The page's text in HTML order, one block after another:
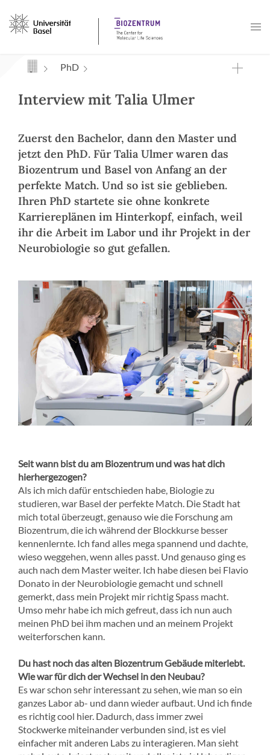
Navigation mit Access Keys
PhD
Interview mit Talia Ulmer
Zuerst den Bachelor, dann den Master und
jetzt den PhD. Für Talia Ulmer waren das
Biozentrum und Basel von Anfang an der
perfekte Match. Und so ist sie geblieben.
Ihren PhD startete sie ohne konkrete
Karriereplänen im Hinterkopf, einfach, weil
ihr die Arbeit im Labor und ihr Projekt in der
Neurobiologie so gut gefallen.
Seit wann bist du am Biozentrum und was hat dich
hierhergezogen?
Als ich mich dafür entschieden habe, Biologie zu
studieren, war Basel der perfekte Match. Die Stadt hat
mich total überzeugt, genauso wie die Forschung am
Biozentrum, die ich während der Blockkurse besser
kennenlernte. Ich fand alles mega spannend und dachte,
wieso weggehen, wenn alles passt. Und genauso ging es
auch nach dem Master weiter. Ich habe diesen bei Flavio
Donato in der Neurobiologie gemacht und schnell
gemerkt, dass mein Projekt mir richtig Spass macht.
Umso mehr habe ich mich gefreut, dass ich nun auch
meinen PhD bei ihm machen und an meinem Projekt
weiterforschen kann.
Du hast noch das alten Biozentrum Gebäude miterlebt.
Wie war für dich der Wechsel in den Neubau?
Es war schon sehr interessant zu sehen, wie man so ein
ganzes Labor ab- und dann wieder aufbaut. Und ich finde
es richtig cool hier. Dadurch, dass immer zwei
Stockwerke miteinander verbunden sind, ist es viel
einfacher mit anderen Labs zu interagieren. Man sieht